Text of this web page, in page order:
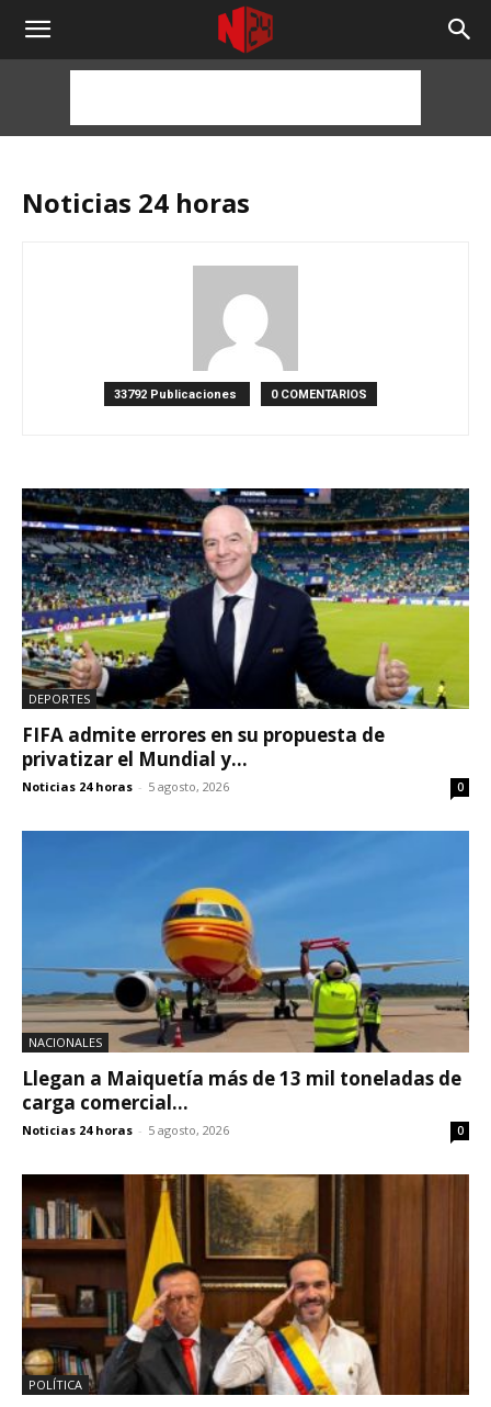
NOTICIAS
HORAS
Noticias 24 horas
33792 Publicaciones 0 COMENTARIOS
DEPORTES
FIFA admite errores en su propuesta de
privatizar el Mundial y...
Noticias 24 horas - 5 agosto, 2026 0
NACIONALES
Llegan a Maiquetía más de 13 mil toneladas de
carga comercial...
Noticias 24 horas - 5 agosto, 2026 0
POLÍTICA